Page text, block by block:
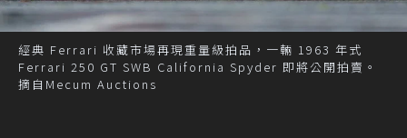
經典 Ferrari 收藏市場再現重量級拍品，一輛 1963 年式
Ferrari 250 GT SWB California Spyder 即將公開拍賣。
摘自Mecum Auctions